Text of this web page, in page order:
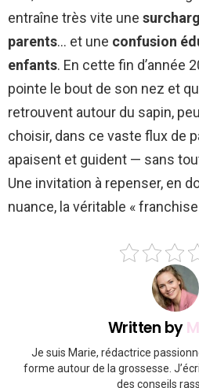
entraîne très vite une
parents… et une confusion
enfants. En cette fin d’année
pointe le bout de son nez et
retrouvent autour du sapin,
choisir, dans ce vaste flux de
apaisent et guident — sans
Une invitation à repenser, en
nuance, la véritable «
Written by
Je suis Marie, rédactrice
forme autour de la grossesse.
des conseils